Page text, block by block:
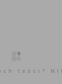
teści? NIE